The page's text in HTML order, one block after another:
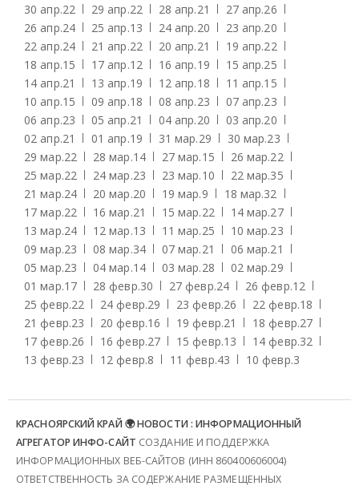
30 апр.22 29 апр.22 28 апр.21 27 апр.26
26 апр.24 25 апр.13 24 апр.20 23 апр.20
22 апр.24 21 апр.22 20 апр.21 19 апр.22
18 апр.15 17 апр.12 16 апр.19 15 апр.25
14 апр.21 13 апр.19 12 апр.18 11 апр.15
10 апр.15 09 апр.18 08 апр.23 07 апр.23
06 апр.23 05 апр.21 04 апр.20 03 апр.20
02 апр.21 01 апр.19 31 мар.29 30 мар.23
29 мар.22 28 мар.14 27 мар.15 26 мар.22
25 мар.22 24 мар.23 23 мар.10 22 мар.35
21 мар.24 20 мар.20 19 мар.9 18 мар.32
17 мар.22 16 мар.21 15 мар.22 14 мар.27
13 мар.24 12 мар.13 11 мар.25 10 мар.23
09 мар.23 08 мар.34 07 мар.21 06 мар.21
05 мар.23 04 мар.14 03 мар.28 02 мар.29
01 мар.17 28 февр.30 27 февр.24 26 февр.12
25 февр.22 24 февр.29 23 февр.26 22 февр.18
21 февр.23 20 февр.16 19 февр.21 18 февр.27
17 февр.26 16 февр.27 15 февр.13 14 февр.32
13 февр.23 12 февр.8 11 февр.43 10 февр.3
КРАСНОЯРСКИЙ КРАЙ 🌍 НОВОСТИ : ИНФОРМАЦИОННЫЙ
АГРЕГАТОР ИНФО-САЙТ СОЗДАНИЕ И ПОДДЕРЖКА
ИНФОРМАЦИОННЫХ ВЕБ-САЙТОВ (ИНН 860400606004)
ОТВЕТСТВЕННОСТЬ ЗА СОДЕРЖАНИЕ РАЗМЕЩЕННЫХ